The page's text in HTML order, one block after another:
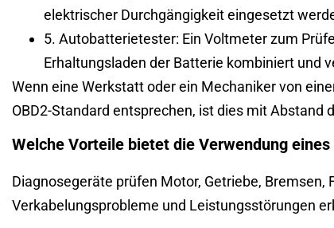
elektrischer Durchgängigkeit eingesetzt
5. Autobatterietester: Ein Voltmeter zum
Erhaltungsladen der Batterie kombiniert und
Wenn eine Werkstatt oder ein Mechaniker von
OBD2-Standard entsprechen, ist dies mit
Welche Vorteile bietet die Verwendung
Diagnosegeräte prüfen Motor, Getriebe,
Verkabelungsprobleme und Leistungsstörungen